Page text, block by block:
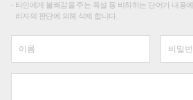
타인에게 불쾌감을 주는 욕설 등 비하하는 단어가 내용
리자의 판단에 의해 삭제 합니다.